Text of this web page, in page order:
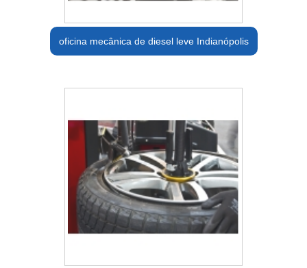
oficina mecânica de diesel leve Indianópolis